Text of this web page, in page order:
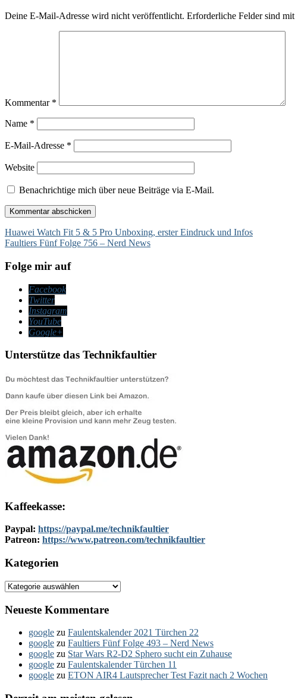
Deine E-Mail-Adresse wird nicht veröffentlicht. Erforderliche Felder sind mit
Kommentar *
Name *
E-Mail-Adresse *
Website
Benachrichtige mich über neue Beiträge via E-Mail.
Beitragsnavigation
Huawei Watch Fit 5 & 5 Pro Unboxing, erster Eindruck und Infos
Faultiers Fünf Folge 756 – Nerd News
Folge mir auf
Facebook
Twitter
Instagram
YouTube
Google+
Unterstütze das Technikfaultier
Kaffeekasse:
Paypal: https://paypal.me/technikfaultier
Patreon: https://www.patreon.com/technikfaultier
Kategorien
Kategorien
Neueste Kommentare
google zu Faulentskalender 2021 Türchen 22
google zu Faultiers Fünf Folge 493 – Nerd News
google zu Star Wars R2-D2 Sphero sucht ein Zuhause
google zu Faulentskalender Türchen 11
google zu ETON AIR4 Lautsprecher Test Fazit nach 2 Wochen